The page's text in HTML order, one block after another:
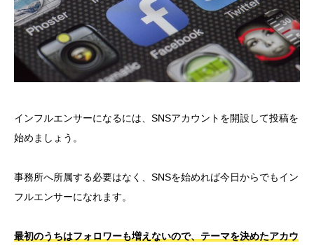
インフルエンサーになるには、SNSアカウントを開設して投稿を
始めましょう。
事務所へ所属する必要はなく、SNSを始めれば今日からでもイン
フルエンサーになれます。
最初のうちはフォロワーも増えないので、テーマを決めたアカウ